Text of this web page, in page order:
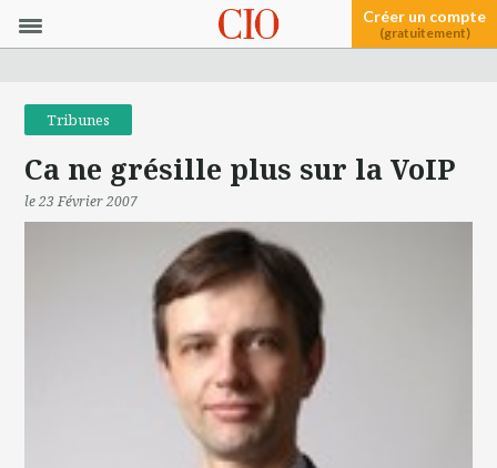
Créer un compte
(gratuitement)
Tribunes
Ca ne grésille plus sur la VoIP
le 23 Février 2007